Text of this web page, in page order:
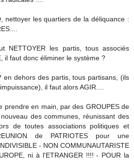
nettoyer les quartiers de la déliquance :
NETTOYER les partis, tous associés
il faut donc éliminer le système ?
en dehors des partis, tous partisans, (ils
il faut alors AGIR....
prendre en main, par des GROUPES de
des communes, réunissant des
de toutes associations politiques et
de PATRIOTES pour une
- NON COMMUNAUTARISTE
ni à l'ETRANGER !!!! - POUR la